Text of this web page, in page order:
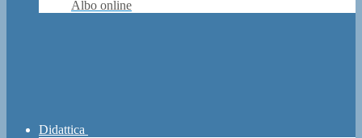
Albo online
Didattica